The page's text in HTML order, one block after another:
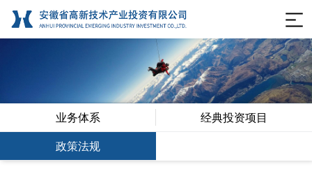
业务体系
经典投资项目
政策法规